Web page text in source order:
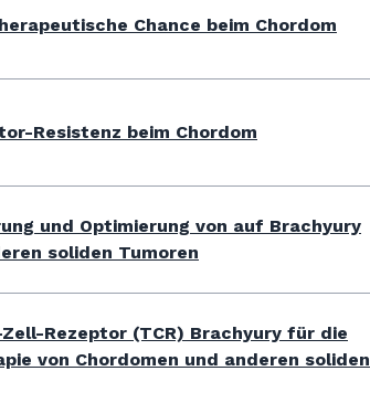
Chance beim Chordom
Resistenz beim Chordom
und Optimierung von auf Brachyury
soliden Tumoren
Rezeptor (TCR) Brachyury für die
von Chordomen und anderen soliden